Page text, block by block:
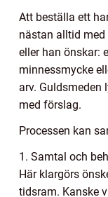
Att beställa ett
nästan alltid
eller han önskar:
minnessmycke
arv. Guldsmeden
med förslag.
Processen kan
1. Samtal och
Här klargörs
tidsram. Kanske